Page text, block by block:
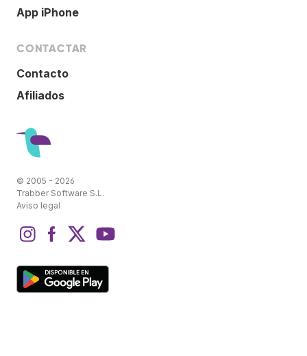
App iPhone
CONTACTAR
Contacto
Afiliados
© 2005 - 2026
Trabber Software S.L.
Aviso legal